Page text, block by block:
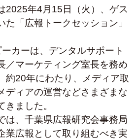
2025年4月15日（火）、ゲス
た「広報トークセッション」
カーは、デンタルサポート
／マーケティング室長を務め
約20年にわたり、メディア取
ディアの運営などさまざまな
きました。
は、千葉県広報研究会事務局
業広報として取り組むべき実